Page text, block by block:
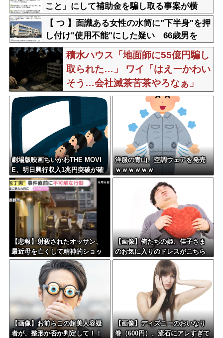
こと」にして補助金を騙し取る事案が横
行。販売実績水増し
【 つ 】面識ある女性の水筒に"下半身"を押
し付け"使用不能"にした疑い 66歳男を
「器物損壊」容疑で逮捕 札幌市
積水ハウス「地面師に55億円騙し
取られた…」 ワイ「はえーかわい
そう…会社滅茶苦茶やろなぁ」
劇場版映画ちいかわTHE MOVI
E、明日興行収入1兆円突破が確
実にｗｗｗｗｗｗｗｗｗｗｗｗ
ｗ
洋服の青山、空調ウェアを発売
ｗｗｗｗｗｗ
【悲報】射殺されたオッサン、
最近母を亡くして精神的ショッ
クを受けていたと判明・・・
【画像】俺たちの姫、佳子さま
のお気に入りのドレスがこちら
です←コレは可愛過ぎるw w w
【画像】お前らこの超美人容疑
者が、整形か否か判定して！！
【画像】ディズニーのおいなり
巻（600円）、流石にアレすぎて